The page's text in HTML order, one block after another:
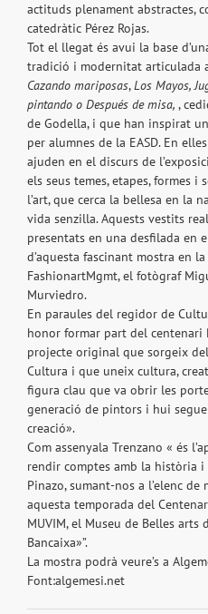
actituds plenament abstractes,
catedràtic Pérez Rojas.
Tot el llegat és avui la base
tradició i modernitat articulada
Cazando mariposas,Los Mayos,
pintando o Después de misa, ,
de Godella, i que han inspirat
per alumnes de la EASD. En
ajuden en el discurs de
els seus temes, etapes, formes
l’art, que cerca la bellesa en la
vida senzilla. Aquests vestits
presentats en una desfilada en
d’aquesta fascinant mostra en
FashionartMgmt, el fotògraf
Murviedro.
En paraules del regidor de
honor formar part del centenari
projecte original que sorgeix
Cultura i que uneix cultura,
figura clau que va obrir les
generació de pintors i hui
creació».
Com assenyala Trenzano « és
rendir comptes amb la història
Pinazo, sumant-nos a l’elenc
aquesta temporada del
MUVIM, el Museu de Belles arts
Bancaixa»”.
La mostra podrà veure’s a
Font:algemesi.net